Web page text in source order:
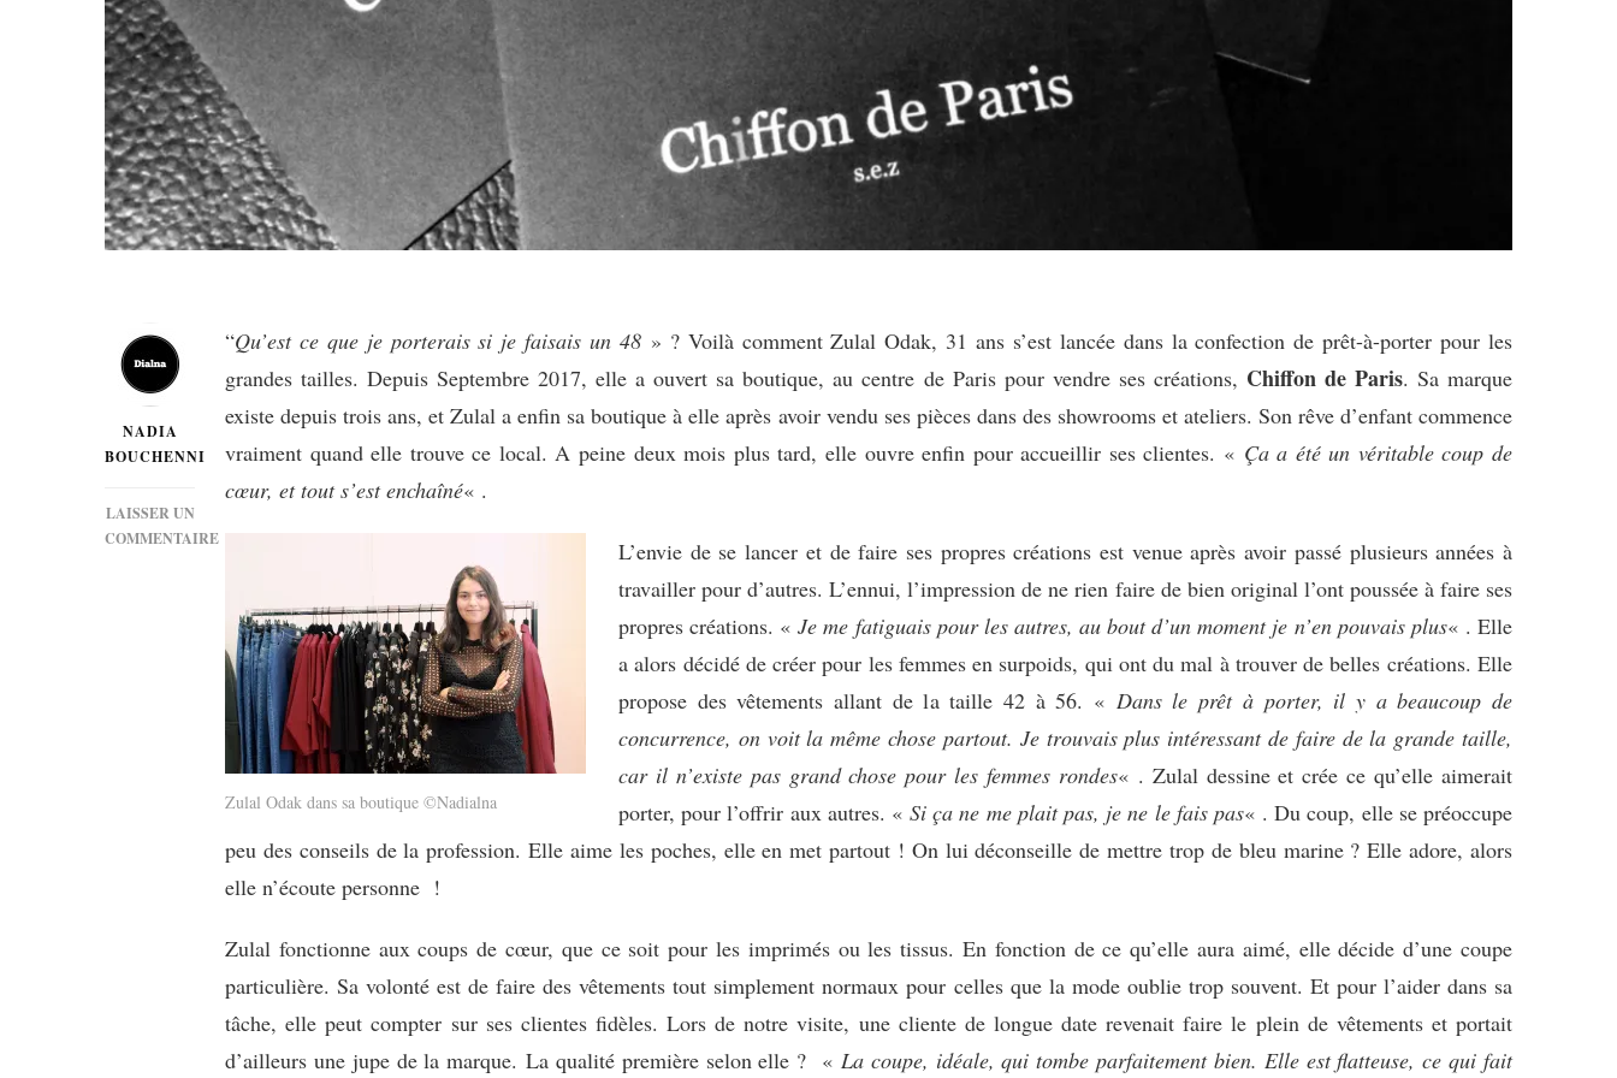
NADIA
BOUCHENNI
LAISSER UN
COMMENTAIRE
“Qu’est ce que je porterais si je faisais un 48» ? Voilà comment Zulal Odak, 31 ans s’est lancée dans la confection de prêt-à-porter pour les
grandes tailles. Depuis Septembre 2017, elle a ouvert sa boutique, au centre de Paris pour vendre ses créations, Chiffon de Paris. Sa marque
existe depuis trois ans, et Zulal a enfin sa boutique à elle après avoir vendu ses pièces dans des showrooms et ateliers. Son rêve d’enfant commence
vraiment quand elle trouve ce local. A peine deux mois plus tard, elle ouvre enfin pour accueillir ses clientes. « Ça a été un véritable coup de
cœur, et tout s’est enchaîné« .
Zulal Odak dans sa boutique ©Nadialna
L’envie de se lancer et de faire ses propres créations est venue après avoir passé plusieurs années à
travailler pour d’autres. L’ennui, l’impression de ne rien faire de bien original l’ont poussée à faire ses
propres créations. «Je me fatiguais pour les autres, au bout d’un moment je n’en pouvais plus« . Elle
a alors décidé de créer pour les femmes en surpoids, qui ont du mal à trouver de belles créations. Elle
propose des vêtements allant de la taille 42 à 56. « Dans le prêt à porter, il y a beaucoup de
concurrence, on voit la même chose partout. Je trouvais plus intéressant de faire de la grande taille,
car il n’existe pas grand chose pour les femmes rondes« . Zulal dessine et crée ce qu’elle aimerait
porter, pour l’offrir aux autres. «Si ça ne me plait pas, je ne le fais pas« . Du coup, elle se préoccupe
peu des conseils de la profession. Elle aime les poches, elle en met partout ! On lui déconseille de mettre trop de bleu marine ? Elle adore, alors
elle n’écoute personne !
Zulal fonctionne aux coups de cœur, que ce soit pour les imprimés ou les tissus. En fonction de ce qu’elle aura aimé, elle décide d’une coupe
particulière. Sa volonté est de faire des vêtements tout simplement normaux pour celles que la mode oublie trop souvent. Et pour l’aider dans sa
tâche, elle peut compter sur ses clientes fidèles. Lors de notre visite, une cliente de longue date revenait faire le plein de vêtements et portait
d’ailleurs une jupe de la marque.La qualité première selon elle ? « La coupe, idéale, qui tombe parfaitement bien. Elle est flatteuse, ce qui fait